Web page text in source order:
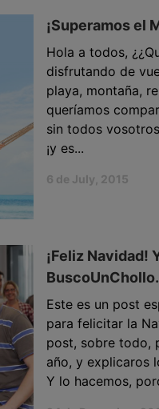
¡Superamos el
Hola a todos,
disfrutando de
playa, montaña,
queríamos
sin todos
¡y es...
6 de July, 2015
¡Feliz Navidad!
Este es un post
para felicitar la
post, sobre todo,
año, y explicaros
Y lo hacemos,